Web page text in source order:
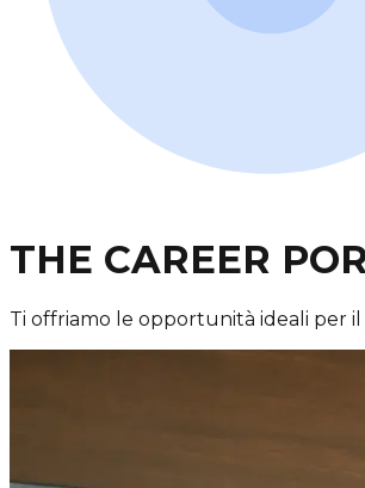
THE CAREER
Ti offriamo le opportunità ideali per